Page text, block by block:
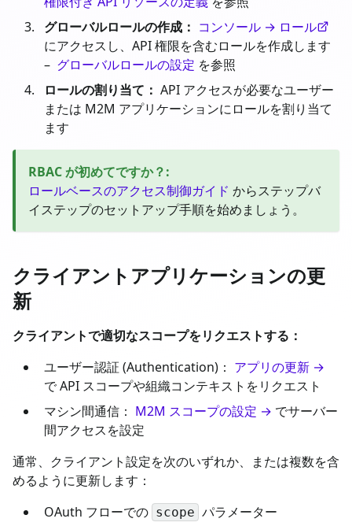
グローバルロールの作成： コンソール → ロール
にアクセスし、API 権限を含むロールを作成します
– グローバルロールの設定 を参照
ロールの割り当て： API アクセスが必要なユーザー
または M2M アプリケーションにロールを割り当て
ます
RBAC が初めてですか？:
ロールベースのアクセス制御ガイド からステップバ
イステップのセットアップ手順を始めましょう。
クライアントアプリケーションの更
新
クライアントで適切なスコープをリクエストする：
ユーザー認証 (Authentication)： アプリの更新 →
で API スコープや組織コンテキストをリクエスト
マシン間通信： M2M スコープの設定 → でサーバー
間アクセスを設定
通常、クライアント設定を次のいずれか、または複数を含
めるように更新します：
OAuth フローでの scope パラメーター